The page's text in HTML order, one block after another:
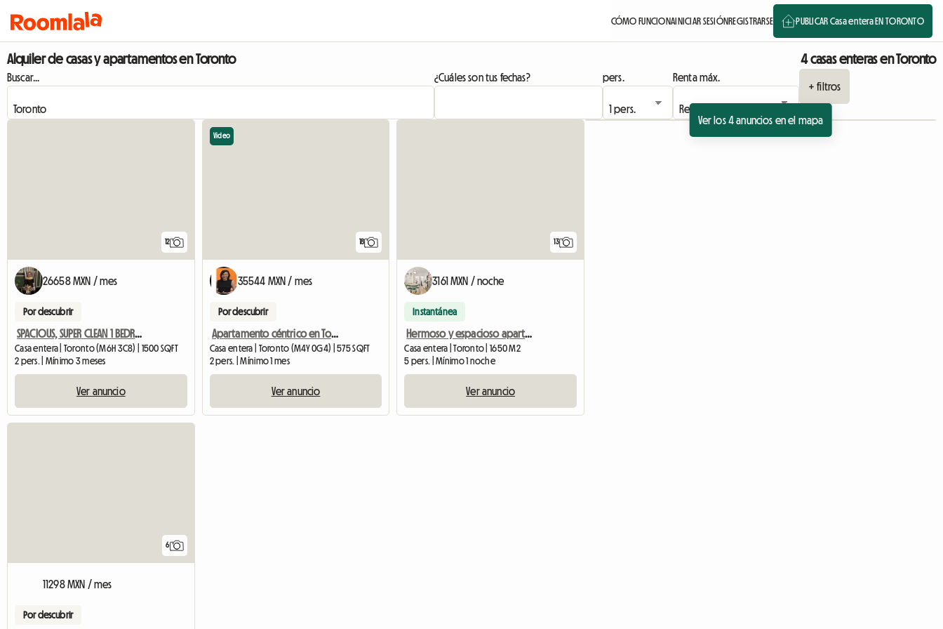
CÓMO FUNCIONAINICIAR SESIÓNREGISTRARSE PUBLICAR Casa entera EN TORONTO
Alquiler de casas y apartamentos en Toronto 4 casas enteras en Toronto
Buscar... ¿Cuáles son tus fechas? pers.
Renta máx.
+ filtros
Ver los 4 anuncios en el mapa
12
26658 MXN / mes
Por descubrir
SPACIOUS, SUPER CLEAN 1 BEDROOM BASEMENT APARTMENT FOR RENT
Casa entera | Toronto (M6H 3C8) | 1500 SQFT
2 pers. | Mínimo 3 meses
Ver anuncio
18
Video
35544 MXN / mes
Por descubrir
Apartamento céntrico en Toronto con vistas al lago y a la Torre CN
Casa entera | Toronto (M4Y 0G4) | 575 SQFT
2 pers. | Mínimo 1 mes
Ver anuncio
13
3161 MXN / noche
Instantánea
Hermoso y espacioso apartamento.
Casa entera | Toronto | 1650 M2
5 pers. | Mínimo 1 noche
Ver anuncio
6
11298 MXN / mes
Por descubrir